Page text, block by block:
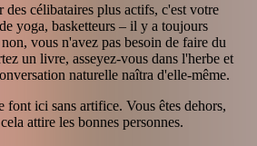
célibataires plus actifs, c'est votre
yoga, basketteurs – il y a toujours
vous n'avez pas besoin de faire du
un livre, asseyez-vous dans l'herbe et
naturelle naîtra d'elle-même.
font ici sans artifice. Vous êtes dehors,
attire les bonnes personnes.